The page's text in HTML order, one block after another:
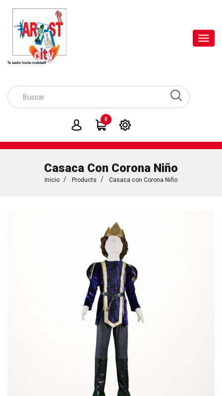
0
Casaca Con Corona Niño
Inicio Products Casaca con Corona Niño